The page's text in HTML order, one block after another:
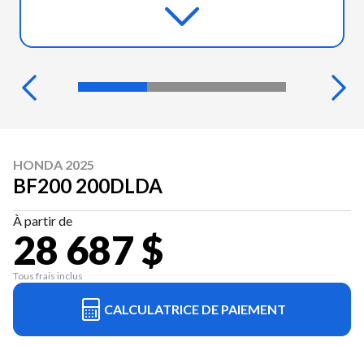
HONDA 2025
BF200 200DLDA
À partir de
28 687 $
Tous frais inclus
CALCULATRICE DE PAIEMENT